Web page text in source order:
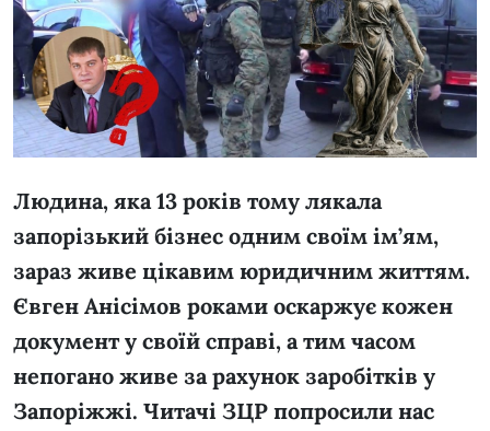
Людина, яка 13 років тому лякала
запорізький бізнес одним своїм ім’ям,
зараз живе цікавим юридичним життям.
Євген Анісімов роками оскаржує кожен
документ у своїй справі, а тим часом
непогано живе за рахунок заробітків у
Запоріжжі. Читачі ЗЦР попросили нас